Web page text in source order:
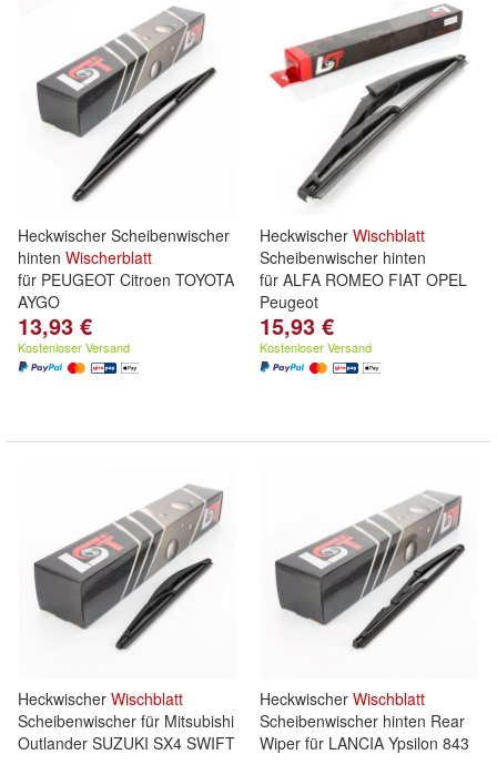
Heckwischer Scheibenwischer
hinten Wischerblatt
für PEUGEOT Citroen TOYOTA
AYGO
13,93 €
Kostenloser Versand
Heckwischer Wischblatt
Scheibenwischer hinten
für ALFA ROMEO FIAT OPEL
Peugeot
15,93 €
Kostenloser Versand
Heckwischer Wischblatt
Scheibenwischer für Mitsubishi
Outlander SUZUKI SX4 SWIFT
Heckwischer Wischblatt
Scheibenwischer hinten Rear
Wiper für LANCIA Ypsilon 843